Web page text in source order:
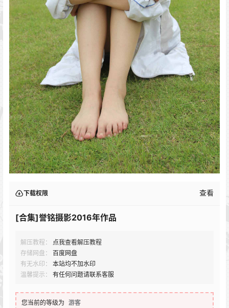
下载权限 查看
[合集]誉铭摄影2016年作品
解压教程：
点我查看解压教程
存储网盘：
百度网盘
有无水印：
本站均不加水印
温馨提示：
有任何问题请联系客服
您当前的等级为 游客